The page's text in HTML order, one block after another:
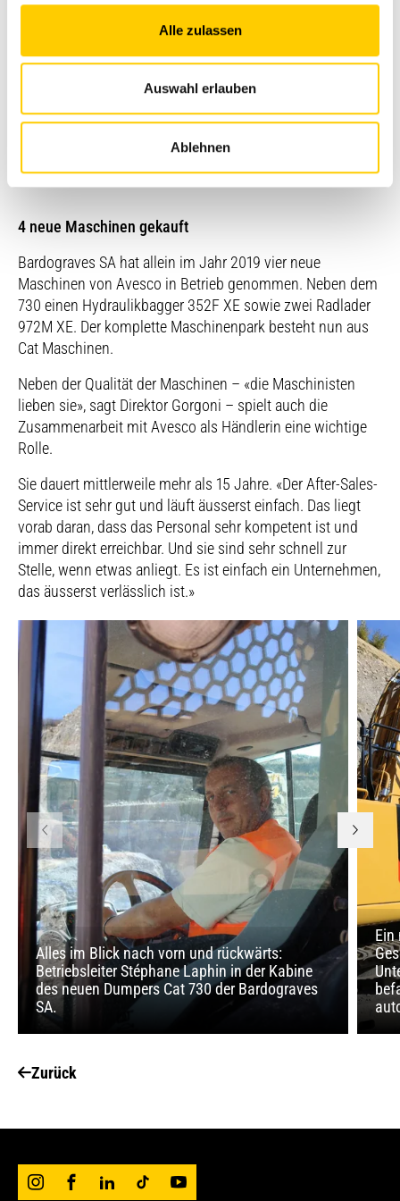
Alle zulassen
Auswahl erlauben
Ablehnen
nach schräg hinten sehr gut. Wir haben Erfahrung mit dem
735 und dieser ist für unsere Gegebenheiten und die
Transportpisten etwas zu gross.» Praktisch ist die neue
nutze ich sie nicht, da hier sehr fein und langsam
gearbeitet werden muss. Aber beim Entladen von Material
in der Grube ist sie super und erleichtert die Arbeit.»
4 neue Maschinen gekauft
Bardograves SA hat allein im Jahr 2019 vier neue
Maschinen von Avesco in Betrieb genommen. Neben dem
730 einen Hydraulikbagger 352F XE sowie zwei Radlader
972M XE. Der komplette Maschinenpark besteht nun aus
Cat Maschinen.
Neben der Qualität der Maschinen – «die Maschinisten
lieben sie», sagt Direktor Gorgoni – spielt auch die
Zusammenarbeit mit Avesco als Händlerin eine wichtige
Rolle.
Sie dauert mittlerweile mehr als 15 Jahre. «Der After-Sales-
Service ist sehr gut und läuft äusserst einfach. Das liegt
vorab daran, dass das Personal sehr kompetent ist und
immer direkt erreichbar. Und sie sind sehr schnell zur
Stelle, wenn etwas anliegt. Es ist einfach ein Unternehmen,
das äusserst verlässlich ist.»
Alles im Blick nach vorn und rückwärts:
Betriebsleiter Stéphane Laphin in der Kabine
des neuen Dumpers Cat 730 der Bardograves
SA.
Ein
Zurück